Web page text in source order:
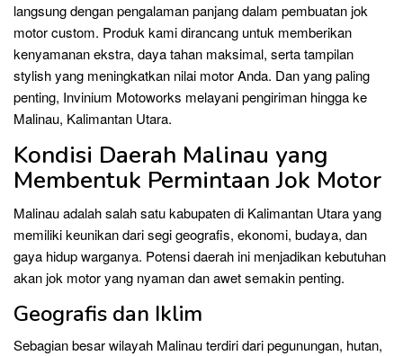
langsung dengan pengalaman panjang dalam pembuatan jok
motor custom. Produk kami dirancang untuk memberikan
kenyamanan ekstra, daya tahan maksimal, serta tampilan
stylish yang meningkatkan nilai motor Anda. Dan yang paling
penting, Invinium Motoworks melayani pengiriman hingga ke
Malinau, Kalimantan Utara.
Kondisi Daerah Malinau yang
Membentuk Permintaan Jok Motor
Malinau adalah salah satu kabupaten di Kalimantan Utara yang
memiliki keunikan dari segi geografis, ekonomi, budaya, dan
gaya hidup warganya. Potensi daerah ini menjadikan kebutuhan
akan jok motor yang nyaman dan awet semakin penting.
Geografis dan Iklim
Sebagian besar wilayah Malinau terdiri dari pegunungan, hutan,